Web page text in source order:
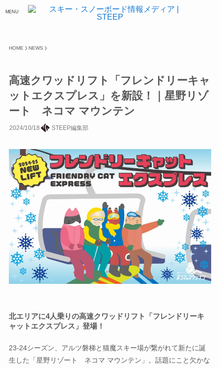
MENU
HOME NEWS
高速クワッドリフト「フレンドリーキャ
ットエクスプレス」を新設！｜星野リゾ
ート ネコマ マウンテン
2024/10/18 STEEP編集部
北エリアに4人乗りの高速クワッドリフト「フレンドリーキ
ャットエクスプレス」登場！
23-24シーズン、アルツ磐梯と猫魔スキー場が繋がれて新たに誕
生した「星野リゾート ネコマ マウンテン」。話題にこと欠かな